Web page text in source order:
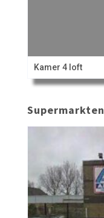
Kamer 4 loft
Supermarkten